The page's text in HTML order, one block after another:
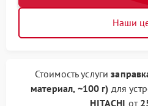
Наши
Стоимость услуги
материал, ~100 г) для
HITACHI от